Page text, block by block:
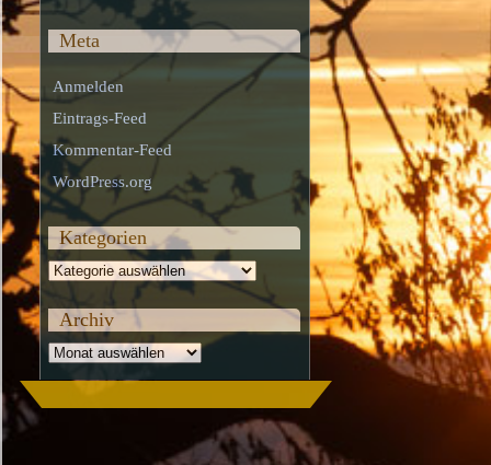
Meta
Anmelden
Eintrags-Feed
Kommentar-Feed
WordPress.org
Kategorien
Kategorien
Archiv
Archiv